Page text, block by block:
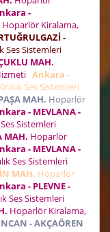
-
Hoparlör Kiralama,
-
Ses Sistemleri
MAH.
Ankara -
Ses Sistemleri
MAH. Hoparlör
- MEVLANA -
Sistemleri
MAH. Hoparlör
- MEVLANA -
Ses Sistemleri
MAH. Hoparlör
- PLEVNE -
Ses Sistemleri
Hoparlör Kiralama,
- AKÇAÖREN